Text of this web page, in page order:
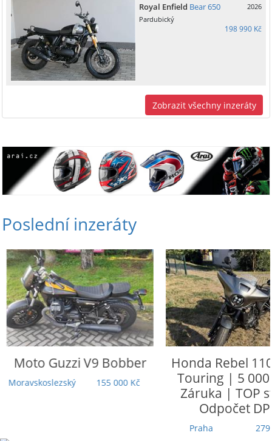
Royal Enfield Bear 650
2026
Pardubický
198 990 Kč
Zobrazit všechny inzeráty
Poslední inzeráty
Moto GuzziV9 Bobber
Moravskoslezský 155 000 Kč
HondaRebel
Touring | 5
Záruka | TOP
Odpočet
Praha 279